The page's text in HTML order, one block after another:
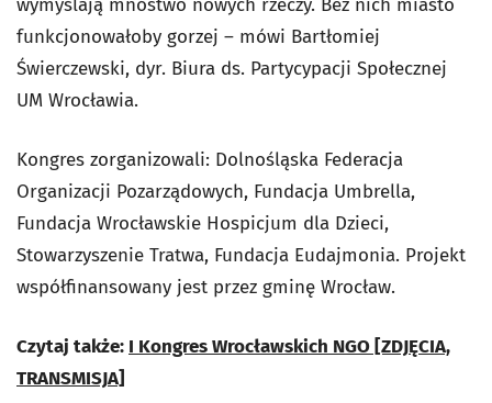
wymyślają mnóstwo nowych rzeczy. Bez nich miasto
funkcjonowałoby gorzej – mówi Bartłomiej
Świerczewski, dyr. Biura ds. Partycypacji Społecznej
UM Wrocławia.
Kongres zorganizowali: Dolnośląska Federacja
Organizacji Pozarządowych, Fundacja Umbrella,
Fundacja Wrocławskie Hospicjum dla Dzieci,
Stowarzyszenie Tratwa, Fundacja Eudajmonia. Projekt
współfinansowany jest przez gminę Wrocław.
Czytaj także: I Kongres Wrocławskich NGO [ZDJĘCIA,
TRANSMISJA]